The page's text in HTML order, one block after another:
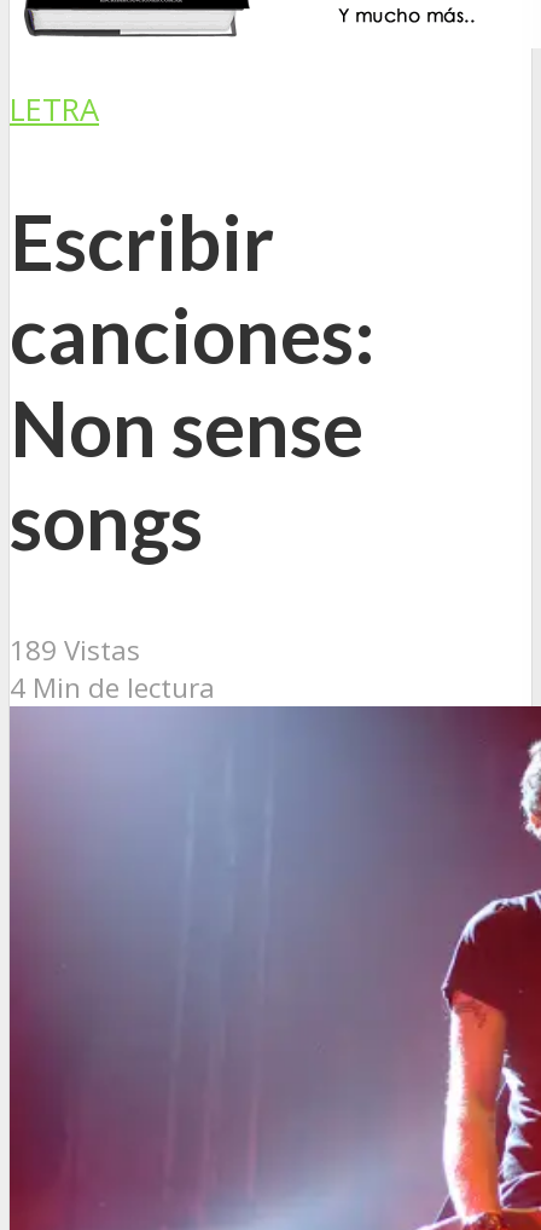
LETRA
Escribir
canciones:
Non sense
songs
189 Vistas
4 Min de lectura